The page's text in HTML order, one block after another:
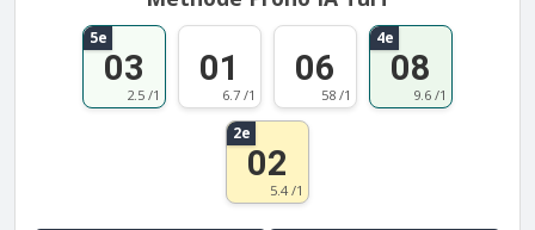
5e
03
2.5 /1
01
6.7 /1
06
58 /1
4e
08
9.6 /1
2e
02
5.4 /1